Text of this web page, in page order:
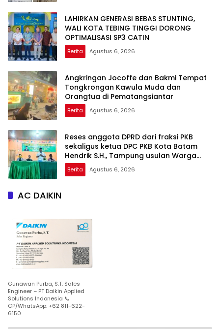
LAHIRKAN GENERASI BEBAS STUNTING,
WALI KOTA TEBING TINGGI DORONG
OPTIMALISASI SP3 CATIN
Berita Agustus 6, 2026
Angkringan Jocoffe dan Bakmi Tempat
Tongkrongan Kawula Muda dan
Orangtua di Pematangsiantar
Berita Agustus 6, 2026
Reses anggota DPRD dari fraksi PKB
sekaligus ketua DPC PKB Kota Batam
Hendrik S.H., Tampung usulan Warga
Patam Indah Minta Jalan, Ambulans, dan
Sarana Olahraga
Berita Agustus 6, 2026
AC DAIKIN
Gunawan Purba, S.T. Sales
Engineer – PT Daikin Applied
Solutions Indonesia 📞
CP/WhatsApp: +62 811-622-
6150